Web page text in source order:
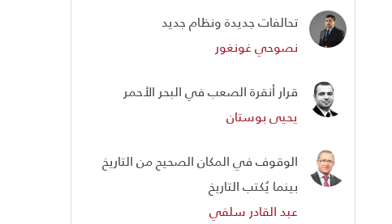
تحالفات جديدة ونظام جديد
نصوحي غونغور
قرار أنقرة الصعب في البحر الأحمر
يحيى بوستان
الوقوف في المكان الصحيح من التاريخ
بينما يُكتب التاريخ
عبد القادر سلفي